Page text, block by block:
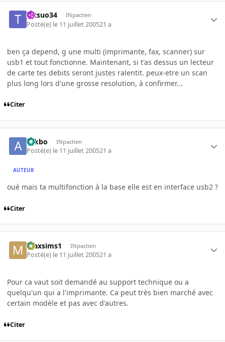
tetsuo34 INpactien
Posté(e) le 11 juillet 200521 a
ben ça depend, g une multi (imprimante, fax, scanner) sur
usb1 et tout fonctionne. Maintenant, si t'as dessus un lecteur
de carte tes debits seront justes ralentit. peux-etre un scan
plus long lors d'une grosse resolution, à confirmer...
Citer
ackbo INpactien
Posté(e) le 11 juillet 200521 a
AUTEUR
oué mais ta multifonction à la base elle est en interface usb2 ?
Citer
maxsims1 INpactien
Posté(e) le 11 juillet 200521 a
Pour ca vaut soit demandé au support technique ou a
quelqu'un qui a l'imprimante. Ca peut très bien marché avec
certain modèle et pas avec d'autres.
Citer